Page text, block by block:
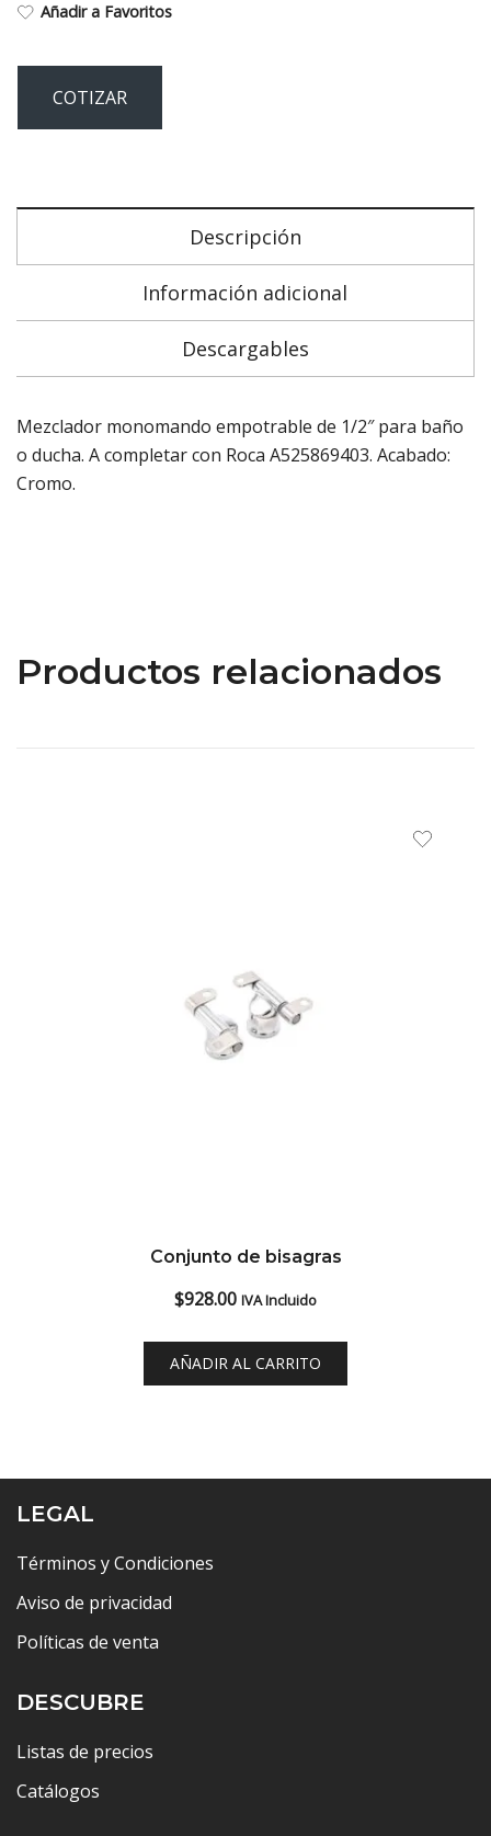
Añadir a Favoritos
COTIZAR
Descripción
Información adicional
Descargables
Mezclador monomando empotrable de 1/2″ para baño
o ducha. A completar con Roca A525869403. Acabado:
Cromo.
Productos relacionados
Conjunto de bisagras
$928.00 IVA Incluido
AÑADIR AL CARRITO
LEGAL
Términos y Condiciones
Aviso de privacidad
Políticas de venta
DESCUBRE
Listas de precios
Catálogos